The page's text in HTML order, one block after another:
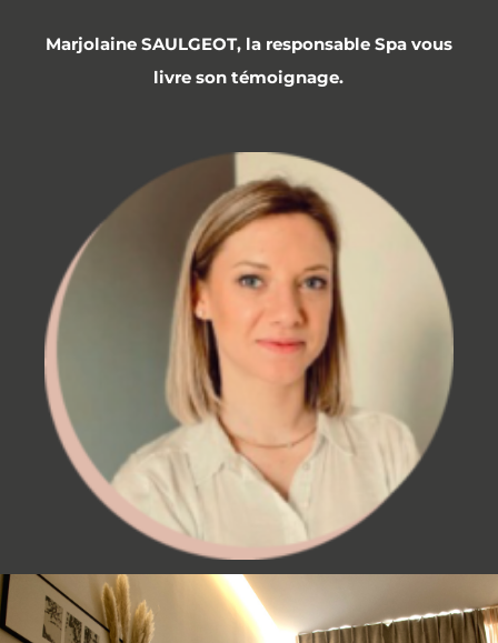
Marjolaine SAULGEOT, la responsable Spa vous
livre son témoignage.